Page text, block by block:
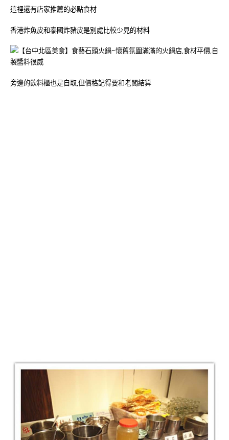
這裡還有店家推薦的必點食材
香港炸魚皮和泰國炸豬皮是別處比較少見的材料
旁邊的飲料櫃也是自取,但價格記得要和老闆結算